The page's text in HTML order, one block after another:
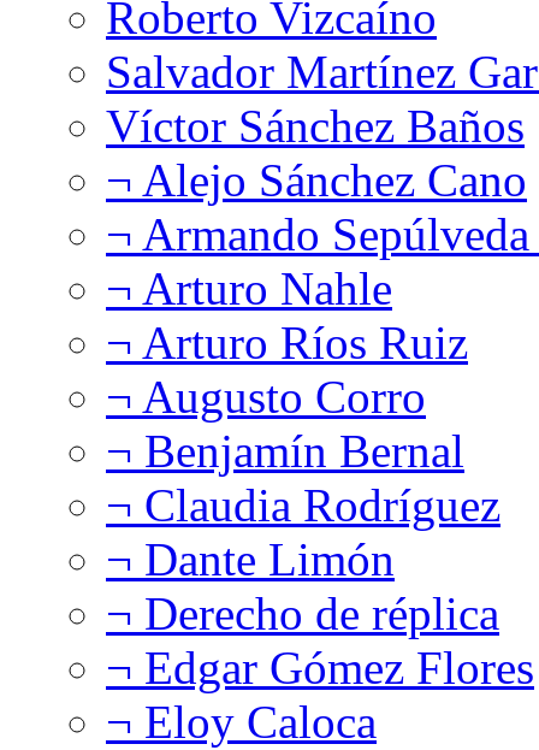
Roberto Vizcaíno
Salvador Martínez
Víctor Sánchez Baños
¬ Alejo Sánchez Cano
¬ Armando
¬ Arturo Nahle
¬ Arturo Ríos Ruiz
¬ Augusto Corro
¬ Benjamín Bernal
¬ Claudia Rodríguez
¬ Dante Limón
¬ Derecho de réplica
¬ Edgar Gómez Flores
¬ Eloy Caloca